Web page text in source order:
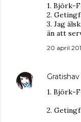
1. Björk-
2.
3. Jag
än att
20 april
Gratishav
1. Björk-
2.